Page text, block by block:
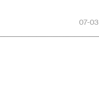
07-03